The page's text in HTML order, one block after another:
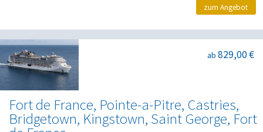
zum Angebot
Fort de France, Pointe-a-Pitre, Castries,
Bridgetown, Kingstown, Saint George, Fort
ab 829,00 €